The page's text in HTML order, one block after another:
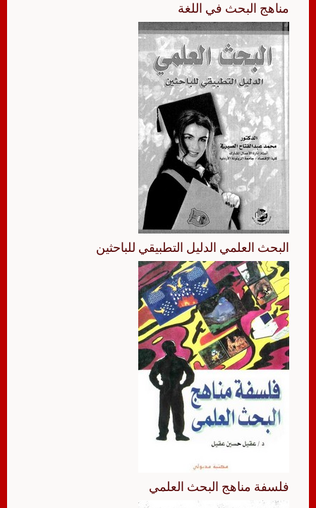
مناهج البحث في اللغة
البحث العلمي الدليل التطبيقي للباحثين
فلسفة مناهج البحث العلمي